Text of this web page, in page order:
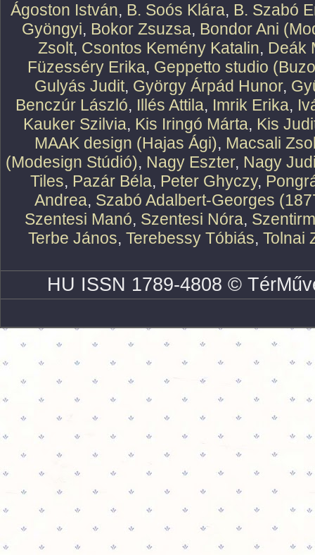
Ágoston István, B. Soós Klára, B. Szabó
Gyöngyi, Bokor Zsuzsa, Bondor Ani
Zsolt, Csontos Kemény Katalin, Deák
Füzesséry Erika, Geppetto studio
Gulyás Judit, György Árpád Hunor,
Benczúr László, Illés Attila, Imrik Erika,
Kauker Szilvia, Kis Iringó Márta, Kis
MAAK design (Hajas Ági), Macsali
(Modesign Stúdió), Nagy Eszter, Nagy
Tiles, Pazár Béla, Peter Ghyczy,
Andrea, Szabó Adalbert-Georges
Szentesi Manó, Szentesi Nóra,
Terbe János, Terebessy Tóbiás, Tolnai
HU ISSN 1789-4808 ©